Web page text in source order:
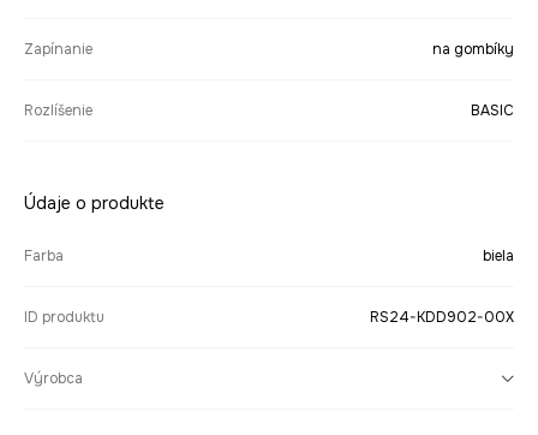
Zapínanie na gombíky
Rozlíšenie BASIC
Údaje o produkte
Farba biela
ID produktu RS24-KDD902-00X
Výrobca